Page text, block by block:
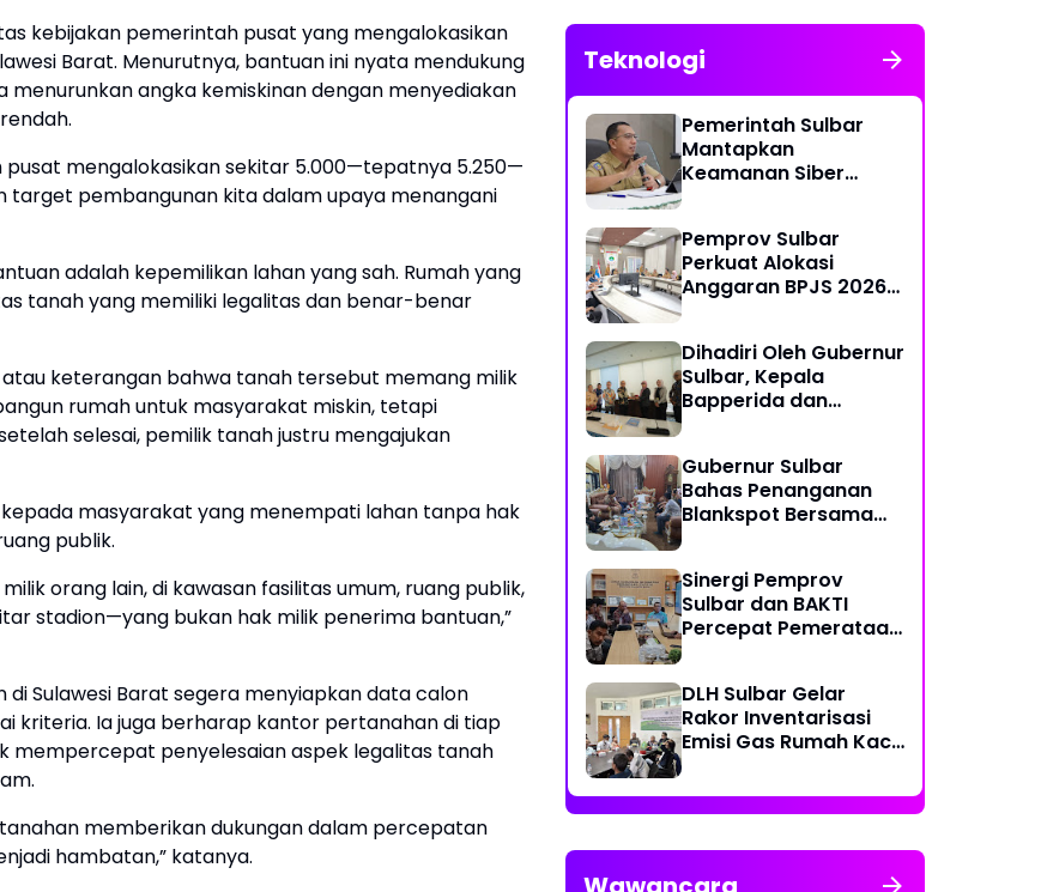
kebijakan pemerintah pusat yang mengalokasikan
Barat. Menurutnya, bantuan ini nyata mendukung
angka kemiskinan dengan menyediakan
mengalokasikan sekitar 5.000—tepatnya 5.250—
target pembangunan kita dalam upaya menangani
adalah kepemilikan lahan yang sah. Rumah yang
tanah yang memiliki legalitas dan benar-benar
atau keterangan bahwa tanah tersebut memang milik
rumah untuk masyarakat miskin, tetapi
selesai, pemilik tanah justru mengajukan
masyarakat yang menempati lahan tanpa hak
publik.
orang lain, di kawasan fasilitas umum, ruang publik,
stadion—yang bukan hak milik penerima bantuan,”
Sulawesi Barat segera menyiapkan data calon
kriteria. Ia juga berharap kantor pertanahan di tiap
mempercepat penyelesaian aspek legalitas tanah
memberikan dukungan dalam percepatan
hambatan,” katanya.
Teknologi
Pemerintah Sulbar
Mantapkan
Keamanan Siber
Enam Kabupaten
Pemprov Sulbar
Perkuat Alokasi
Anggaran BPJS 2026
Dihadiri Oleh Gubernur
Sulbar, Kepala
Bapperida dan
Titik Akses Internet
Gubernur Sulbar
Bahas Penanganan
Blankspot Bersama
Sinergi Pemprov
Sulbar dan BAKTI
Percepat Pemerataan
DLH Sulbar Gelar
Rakor Inventarisasi
Emisi Gas Rumah Kaca